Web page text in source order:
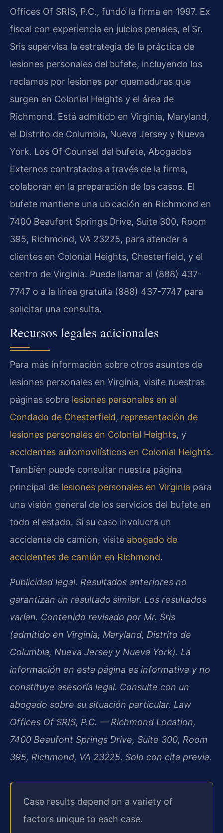
Offices Of SRIS, P.C., fundó la firma en 1997. Ex
fiscal con experiencia en juicios penales, el Sr.
Sris supervisa la estrategia de la práctica de
lesiones personales del bufete, incluyendo los
reclamos por lesiones por quemaduras que
surgen en Colonial Heights y el área de
Richmond. Está admitido en Virginia, Maryland,
el Distrito de Columbia, Nueva Jersey y Nueva
York. Los Of Counsel del bufete, Abogados
Externos contratados a través de la firma,
colaboran en la preparación de los casos. El
bufete mantiene una ubicación en Richmond en
7400 Beaufont Springs Drive, Suite 300, Room
395, Richmond, VA 23225, para atender a
clientes en Colonial Heights, Chesterfield, y el
centro de Virginia. Puede llamar al (888) 437-
7747 o a la línea gratuita (888) 437-7747 para
solicitar una consulta.
Recursos legales adicionales
Para más información sobre otros asuntos de
lesiones personales en Virginia, visite nuestras
páginas sobre lesiones personales en el
Condado de Chesterfield, representación de
lesiones personales en Colonial Heights, y
accidentes automovilísticos en Colonial Heights.
También puede consultar nuestra página
principal de lesiones personales en Virginia para
una visión general de los servicios del bufete en
todo el estado. Si su caso involucra un
accidente de camión, visite abogado de
accidentes de camión en Richmond.
Publicidad legal. Resultados anteriores no
garantizan un resultado similar. Los resultados
varían. Contenido revisado por Mr. Sris
(admitido en Virginia, Maryland, Distrito de
Columbia, Nueva Jersey y Nueva York). La
información en esta página es informativa y no
constituye asesoría legal. Consulte con un
abogado sobre su situación particular. Law
Offices Of SRIS, P.C. — Richmond Location,
7400 Beaufont Springs Drive, Suite 300, Room
395, Richmond, VA 23225. Solo con cita previa.
Case results depend on a variety of
factors unique to each case.